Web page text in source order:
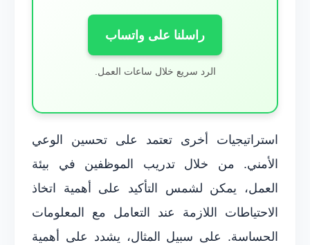
راسلنا على واتساب
الرد سريع خلال ساعات العمل.
استراتيجيات أخرى تعتمد على تحسين الوعي
الأمني. من خلال تدريب الموظفين في بيئة
العمل، يمكن لشمس التأكيد على أهمية اتخاذ
الاحتياطات اللازمة عند التعامل مع المعلومات
الحساسة. على سبيل المثال، يشدد على أهمية